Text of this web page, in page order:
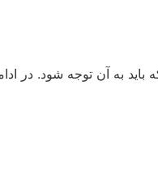
به آن توجه شود. در